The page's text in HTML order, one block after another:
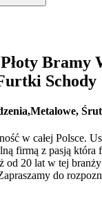
Bramy
Schody
w całej Polsce.
firmą z pasją
od 20 lat w tej
do